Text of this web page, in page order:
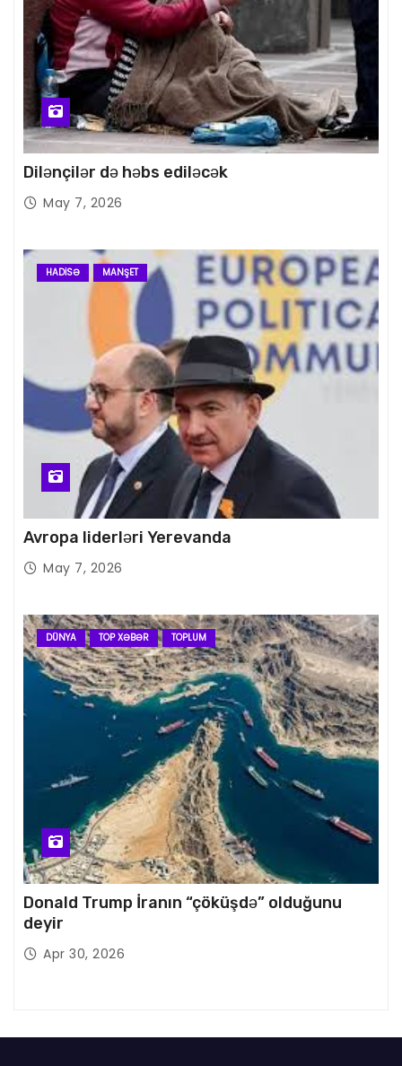
Dilənçilər də həbs ediləcək
May 7, 2026
HADISƏ MANŞET
Avropa liderləri Yerevanda
May 7, 2026
DÜNYA TOP XƏBƏR TOPLUM
Donald Trump İranın “çöküşdə” olduğunu
deyir
Apr 30, 2026